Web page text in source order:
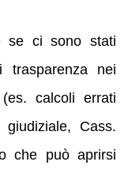
se ci sono stati
trasparenza nei
calcoli errati
Cass.
che può aprirsi